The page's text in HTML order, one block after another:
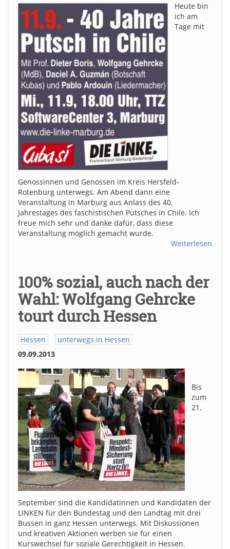
Heute bin
ich am
Tage mit
Genossinnen und Genossen im Kreis Hersfeld-
Rotenburg unterwegs. Am Abend dann eine
Veranstaltung in Marburg aus Anlass des 40.
Jahrestages des faschistischen Putsches in Chile. Ich
freue mich sehr und danke dafür, dass diese
Veranstaltung möglich gemacht wurde.
Weiterlesen
100% sozial, auch nach der
Wahl: Wolfgang Gehrcke
tourt durch Hessen
Hessen
unterwegs in Hessen
09.09.2013
Bis
zum
21.
September sind die Kandidatinnen und Kandidaten der
LINKEN für den Bundestag und den Landtag mit drei
Bussen in ganz Hessen unterwegs. Mit Diskussionen
und kreativen Aktionen werben sie für einen
Kurswechsel für soziale Gerechtigkeit in Hessen.